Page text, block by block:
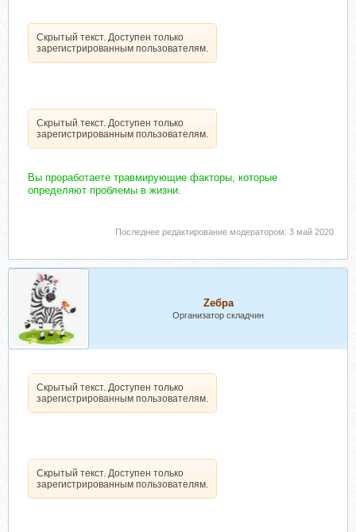
Скрытый текст. Доступен только
зарегистрированным пользователям.
Скрытый текст. Доступен только
зарегистрированным пользователям.
Вы проработаете травмирующие факторы, которые
определяют проблемы в жизни.
Последнее редактирование модератором: 3 май 2020
Zебра
Организатор складчин
Скрытый текст. Доступен только
зарегистрированным пользователям.
Скрытый текст. Доступен только
зарегистрированным пользователям.